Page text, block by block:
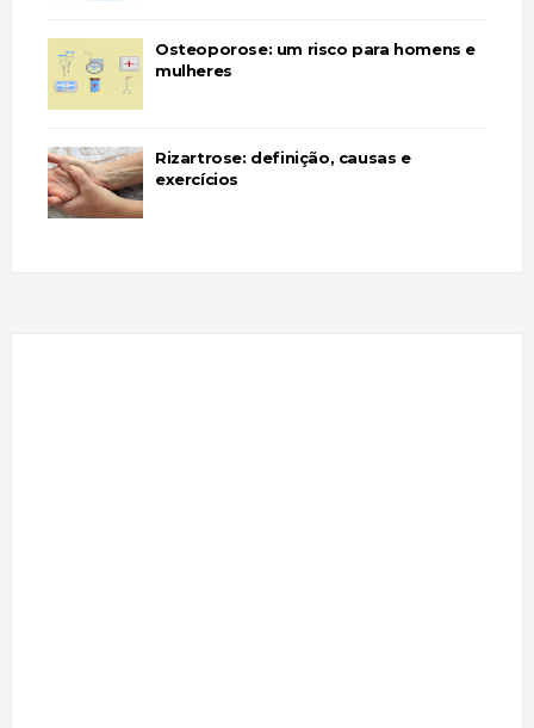
Osteoporose: um risco para homens e
mulheres
Rizartrose: definição, causas e
exercícios